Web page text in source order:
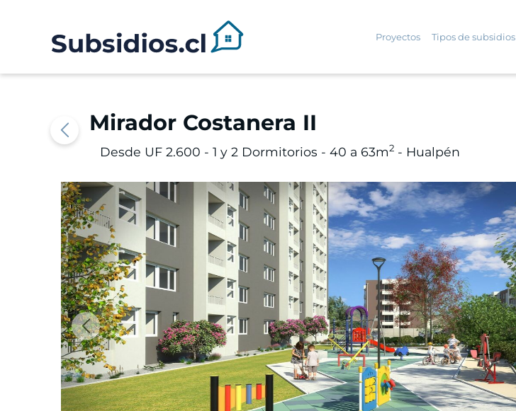
Proyectos Tipos de subsidios
Mirador Costanera II
Desde UF 2.600 - 1 y 2 Dormitorios - 40 a 63m2 - Hualpén
Previous